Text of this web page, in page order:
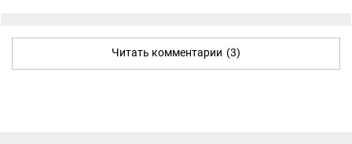
Читать комментарии (3)